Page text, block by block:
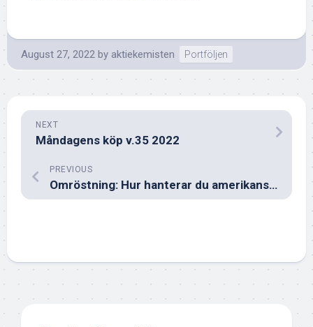
August 27, 2022 by aktiekemisten Portföljen
NEXT
Måndagens köp v.35 2022
PREVIOUS
Omröstning: Hur hanterar du amerikanska dollarn?